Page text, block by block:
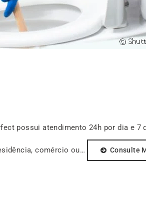
possui atendimento 24h por dia e 7
comércio ou… Consulte